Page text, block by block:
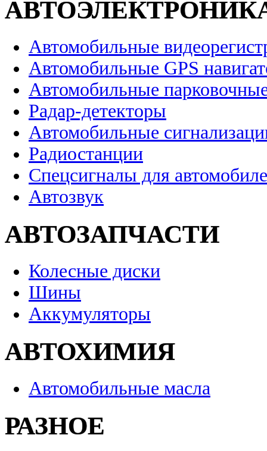
Автомобильные
Автомобильные GPS
Автомобильные
Радар-детекторы
Автомобильные
Радиостанции
Спецсигналы для
Автозвук
АВТОЗАПЧАСТИ
Колесные диски
Шины
Аккумуляторы
АВТОХИМИЯ
Автомобильные масла
РАЗНОЕ